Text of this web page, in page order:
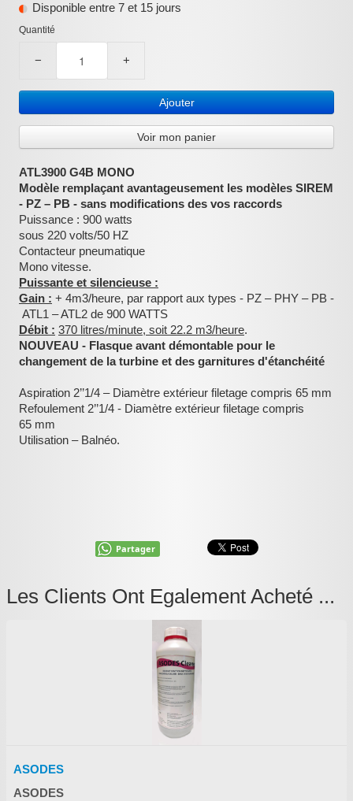
Disponible entre 7 et 15 jours
Quantité
− +
Ajouter
Voir mon panier
ATL3900 G4B MONO
Modèle remplaçant avantageusement les modèles SIREM
- PZ – PB - sans modifications des vos raccords
Puissance : 900 watts
sous 220 volts/50 HZ
Contacteur pneumatique
Mono vitesse.
Puissante et silencieuse :
Gain : + 4m3/heure, par rapport aux types - PZ – PHY – PB -
ATL1 – ATL2 de 900 WATTS
Débit : 370 litres/minute, soit 22.2 m3/heure.
NOUVEAU - Flasque avant démontable pour le
changement de la turbine et des garnitures d'étanchéité
Aspiration 2’’1/4 – Diamètre extérieur filetage compris 65 mm
Refoulement 2’’1/4 - Diamètre extérieur filetage compris
65 mm
Utilisation – Balnéo.
Partager
Les Clients Ont Egalement Acheté ...
ASODES
ASODES